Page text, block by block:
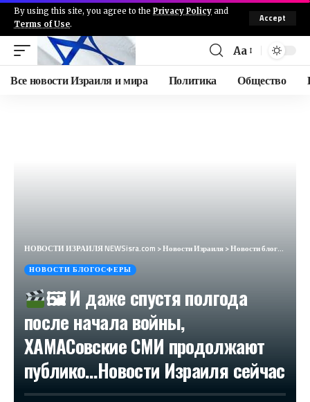
By using this site, you agree to the Privacy Policy and
Terms of Use.
Accept
Aa
Все новости Израиля и мира Политика Общество
НОВОСТИ ИЗРАИЛЯ NEWSisra.com >Новости Израиля>Новости блогосферы
НОВОСТИ БЛОГОСФЕРЫ
🖼 И даже спустя полгода
после начала войны,
ХАМАСовские СМИ продолжают
публико…​Новости Израиля сейчас